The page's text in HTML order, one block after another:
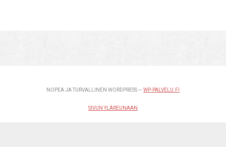
NOPEA JA TURVALLINEN WORDPRESS — WP-PALVELU.FI
SIVUN YLÄREUNAAN